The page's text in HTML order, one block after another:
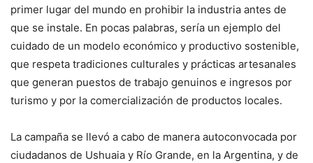
primer lugar del mundo en prohibir la industria antes de
que se instale. En pocas palabras, sería un ejemplo del
cuidado de un modelo económico y productivo sostenible,
que respeta tradiciones culturales y prácticas artesanales
que generan puestos de trabajo genuinos e ingresos por
turismo y por la comercialización de productos locales.
La campaña se llevó a cabo de manera autoconvocada por
ciudadanos de Ushuaia y Río Grande, en la Argentina, y de